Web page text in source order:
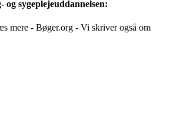
og sygeplejeuddannelsen:
mere - Bøger.org - Vi skriver også om